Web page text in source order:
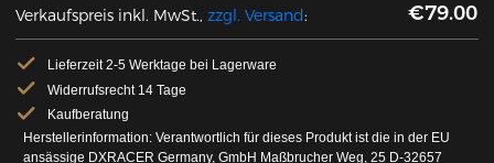
Verkaufspreis inkl. MwSt.,zzgl. Versand: €79.00
Lieferzeit 2-5 Werktage bei Lagerware
Widerrufsrecht 14 Tage
Kaufberatung
Herstellerinformation: Verantwortlich für dieses Produkt ist die in der EU
ansässige DXRACER Germany, GmbH Maßbrucher Weg, 25 D-32657